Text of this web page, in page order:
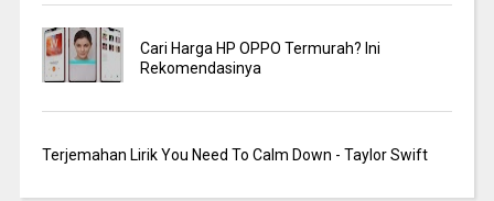
Cari Harga HP OPPO Termurah? Ini
Rekomendasinya
Terjemahan Lirik You Need To Calm Down - Taylor Swift